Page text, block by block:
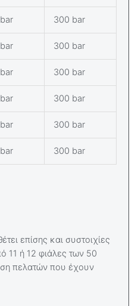
300 bar
300 bar
300 bar
300 bar
300 bar
300 bar
επίσης και συστοιχίες
11 ή 12 φιάλες των 50
πελατών που έχουν